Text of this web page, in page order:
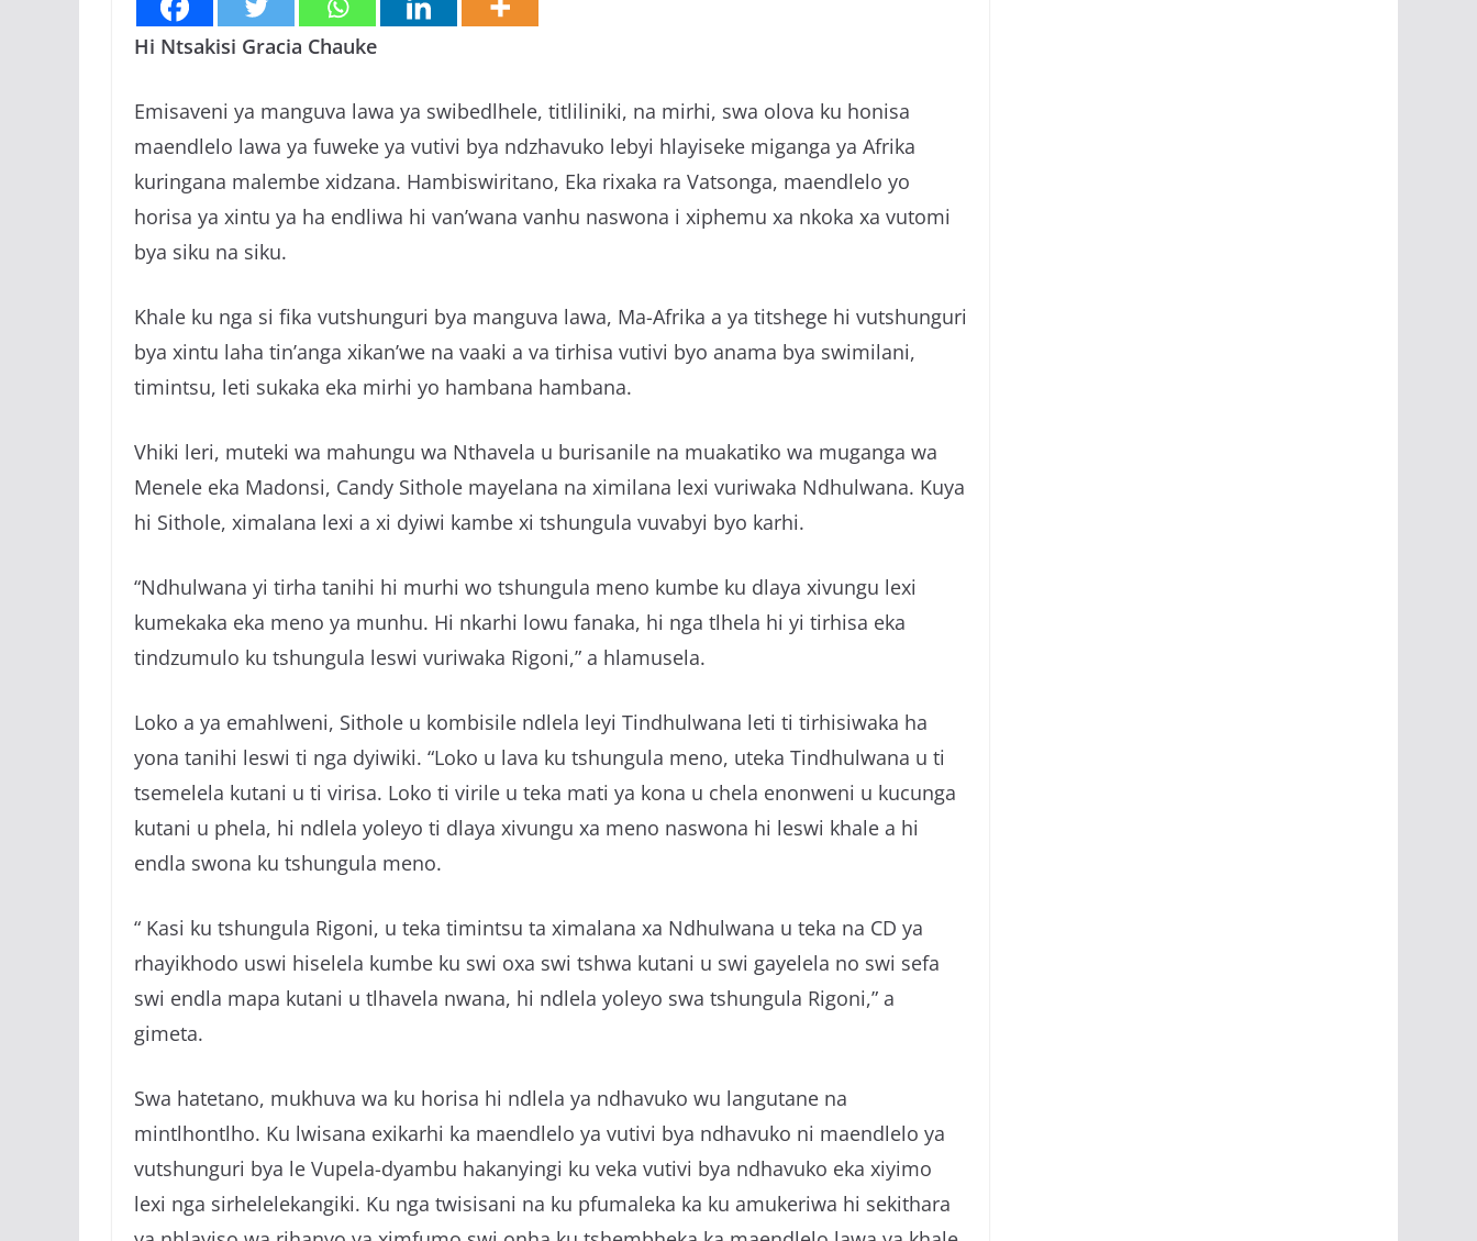
Hi Ntsakisi Gracia Chauke
Emisaveni ya manguva lawa ya swibedlhele, titliliniki, na mirhi, swa olova ku honisa
maendlelo lawa ya fuweke ya vutivi bya ndzhavuko lebyi hlayiseke miganga ya Afrika
kuringana malembe xidzana. Hambiswiritano, Eka rixaka ra Vatsonga, maendlelo yo
horisa ya xintu ya ha endliwa hi van’wana vanhu naswona i xiphemu xa nkoka xa vutomi
bya siku na siku.
Khale ku nga si fika vutshunguri bya manguva lawa, Ma-Afrika a ya titshege hi vutshunguri
bya xintu laha tin’anga xikan’we na vaaki a va tirhisa vutivi byo anama bya swimilani,
timintsu, leti sukaka eka mirhi yo hambana hambana.
Vhiki leri, muteki wa mahungu wa Nthavela u burisanile na muakatiko wa muganga wa
Menele eka Madonsi, Candy Sithole mayelana na ximilana lexi vuriwaka Ndhulwana. Kuya
hi Sithole, ximalana lexi a xi dyiwi kambe xi tshungula vuvabyi byo karhi.
“Ndhulwana yi tirha tanihi hi murhi wo tshungula meno kumbe ku dlaya xivungu lexi
kumekaka eka meno ya munhu. Hi nkarhi lowu fanaka, hi nga tlhela hi yi tirhisa eka
tindzumulo ku tshungula leswi vuriwaka Rigoni,” a hlamusela.
Loko a ya emahlweni, Sithole u kombisile ndlela leyi Tindhulwana leti ti tirhisiwaka ha
yona tanihi leswi ti nga dyiwiki. “Loko u lava ku tshungula meno, uteka Tindhulwana u ti
tsemelela kutani u ti virisa. Loko ti virile u teka mati ya kona u chela enonweni u kucunga
kutani u phela, hi ndlela yoleyo ti dlaya xivungu xa meno naswona hi leswi khale a hi
endla swona ku tshungula meno.
“ Kasi ku tshungula Rigoni, u teka timintsu ta ximalana xa Ndhulwana u teka na CD ya
rhayikhodo uswi hiselela kumbe ku swi oxa swi tshwa kutani u swi gayelela no swi sefa
swi endla mapa kutani u tlhavela nwana, hi ndlela yoleyo swa tshungula Rigoni,” a
gimeta.
Swa hatetano, mukhuva wa ku horisa hi ndlela ya ndhavuko wu langutane na
mintlhontlho. Ku lwisana exikarhi ka maendlelo ya vutivi bya ndhavuko ni maendlelo ya
vutshunguri bya le Vupela-dyambu hakanyingi ku veka vutivi bya ndhavuko eka xiyimo
lexi nga sirhelelekangiki. Ku nga twisisani na ku pfumaleka ka ku amukeriwa hi sekithara